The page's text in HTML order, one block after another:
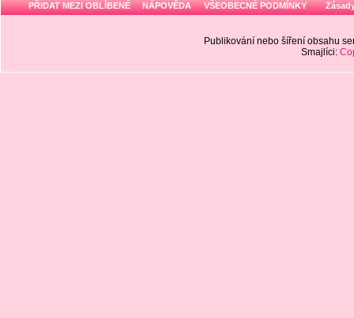
PŘIDAT MEZI OBLÍBENÉ NÁPOVĚDA VŠEOBECNÉ PODMÍNKY
Publikování nebo šíření obsahu
Smajlíci: